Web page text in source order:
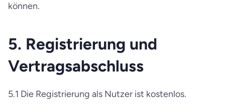
können.
5. Registrierung und
Vertragsabschluss
5.1 Die Registrierung als Nutzer ist kostenlos.